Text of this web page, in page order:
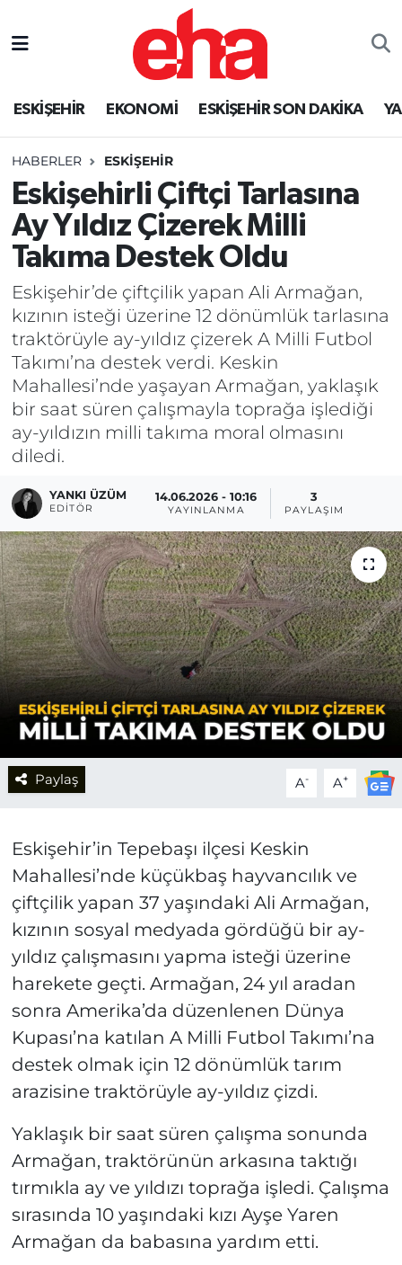
ESKİŞEHİR EKONOMİ ESKİŞEHİR SON DAKİKA
HABERLER ESKİŞEHİR
Eskişehirli Çiftçi Tarlasına
Ay Yıldız Çizerek Milli
Takıma Destek Oldu
Eskişehir’de çiftçilik yapan Ali Armağan,
kızının isteği üzerine 12 dönümlük tarlasına
traktörüyle ay-yıldız çizerek A Milli Futbol
Takımı’na destek verdi. Keskin
Mahallesi’nde yaşayan Armağan, yaklaşık
bir saat süren çalışmayla toprağa işlediği
ay-yıldızın milli takıma moral olmasını
diledi.
YANKI ÜZÜM
EDITÖR
14.06.2026 - 10:16
YAYINLANMA
3
PAYLAŞIM
Paylaş A- A+
Eskişehir’in Tepebaşı ilçesi Keskin
Mahallesi’nde küçükbaş hayvancılık ve
çiftçilik yapan 37 yaşındaki Ali Armağan,
kızının sosyal medyada gördüğü bir ay-
yıldız çalışmasını yapma isteği üzerine
harekete geçti. Armağan, 24 yıl aradan
sonra Amerika’da düzenlenen Dünya
Kupası’na katılan A Milli Futbol Takımı’na
destek olmak için 12 dönümlük tarım
arazisine traktörüyle ay-yıldız çizdi.
Yaklaşık bir saat süren çalışma sonunda
Armağan, traktörünün arkasına taktığı
tırmıkla ay ve yıldızı toprağa işledi. Çalışma
sırasında 10 yaşındaki kızı Ayşe Yaren
Armağan da babasına yardım etti.